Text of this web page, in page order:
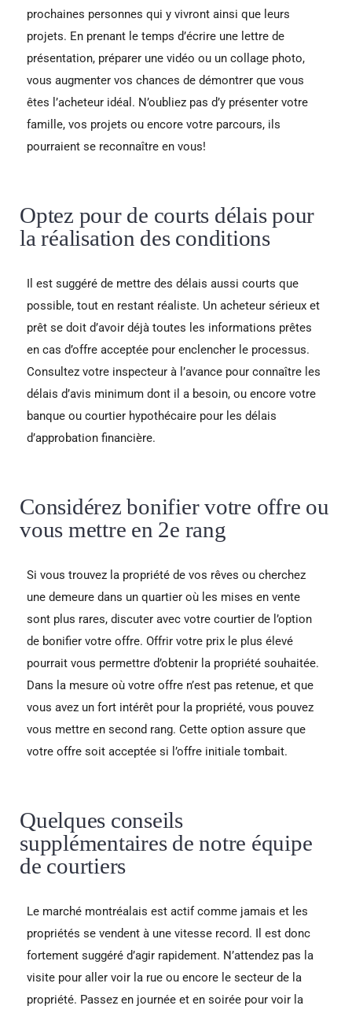
prochaines personnes qui y vivront ainsi que leurs
projets. En prenant le temps d’écrire une lettre de
présentation, préparer une vidéo ou un collage photo,
vous augmenter vos chances de démontrer que vous
êtes l’acheteur idéal. N’oubliez pas d’y présenter votre
famille, vos projets ou encore votre parcours, ils
pourraient se reconnaître en vous!
Optez pour de courts délais pour
la réalisation des conditions
Il est suggéré de mettre des délais aussi courts que
possible, tout en restant réaliste. Un acheteur sérieux et
prêt se doit d’avoir déjà toutes les informations prêtes
en cas d’offre acceptée pour enclencher le processus.
Consultez votre inspecteur à l’avance pour connaître les
délais d’avis minimum dont il a besoin, ou encore votre
banque ou courtier hypothécaire pour les délais
d’approbation financière.
Considérez bonifier votre offre ou
vous mettre en 2e rang
Si vous trouvez la propriété de vos rêves ou cherchez
une demeure dans un quartier où les mises en vente
sont plus rares, discuter avec votre courtier de l’option
de bonifier votre offre. Offrir votre prix le plus élevé
pourrait vous permettre d’obtenir la propriété souhaitée.
Dans la mesure où votre offre n’est pas retenue, et que
vous avez un fort intérêt pour la propriété, vous pouvez
vous mettre en second rang. Cette option assure que
votre offre soit acceptée si l’offre initiale tombait.
Quelques conseils
supplémentaires de notre équipe
de courtiers
Le marché montréalais est actif comme jamais et les
propriétés se vendent à une vitesse record. Il est donc
fortement suggéré d’agir rapidement. N’attendez pas la
visite pour aller voir la rue ou encore le secteur de la
propriété. Passez en journée et en soirée pour voir la